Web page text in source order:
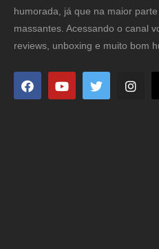
humorada, já que na maior
massantes. Acessando o canal
reviews, unboxing e muito bom